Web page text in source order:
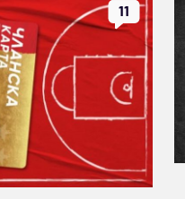
11